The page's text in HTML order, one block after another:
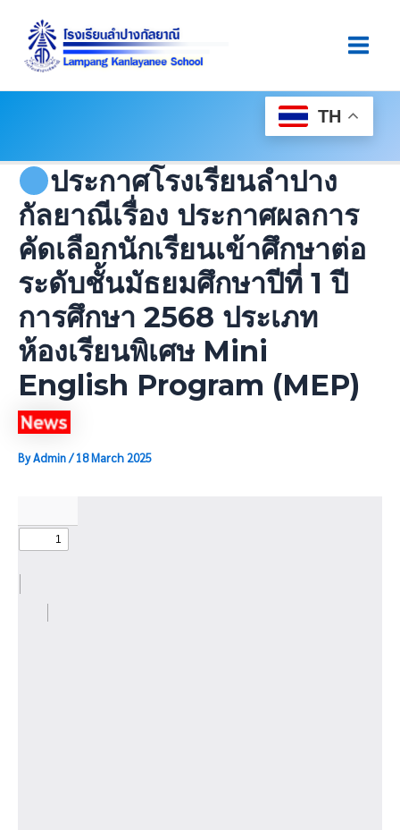
Content
TH
ประกาศโรงเรียนลำปาง
กัลยาณีเรื่อง ประกาศผลการ
คัดเลือกนักเรียนเข้าศึกษาต่อ
ระดับชั้นมัธยมศึกษาปีที่ 1 ปี
การศึกษา 2568 ประเภท
ห้องเรียนพิเศษ Mini
English Program (MEP)
ByAdmin/18 March 2025
Navigation